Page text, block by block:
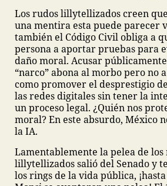
Los rudos lillytellizados creen
una mentira esta puede parecer
también el Código Civil obliga a
persona a aportar pruebas para
daño moral. Acusar
“narco” abona al morbo pero no
como promover el desprestigio
las redes digitales sin tener la
un proceso legal. ¿Quién nos
moral? En este absurdo, México
la IA.
Lamentablemente la pelea de los
lillytellizados salió del Senado y
los rings de la vida pública,